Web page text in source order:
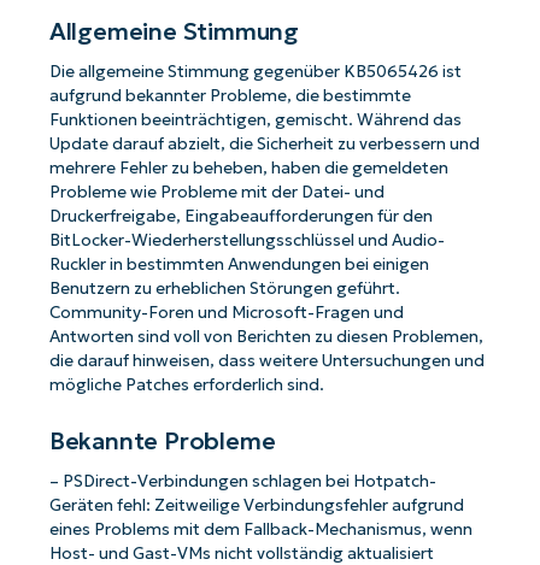
Allgemeine Stimmung
Die allgemeine Stimmung gegenüber KB5065426 ist
aufgrund bekannter Probleme, die bestimmte
Funktionen beeinträchtigen, gemischt. Während das
Update darauf abzielt, die Sicherheit zu verbessern und
mehrere Fehler zu beheben, haben die gemeldeten
Probleme wie Probleme mit der Datei- und
Druckerfreigabe, Eingabeaufforderungen für den
BitLocker-Wiederherstellungsschlüssel und Audio-
Ruckler in bestimmten Anwendungen bei einigen
Benutzern zu erheblichen Störungen geführt.
Community-Foren und Microsoft-Fragen und
Antworten sind voll von Berichten zu diesen Problemen,
die darauf hinweisen, dass weitere Untersuchungen und
mögliche Patches erforderlich sind.
Bekannte Probleme
– PSDirect-Verbindungen schlagen bei Hotpatch-
Geräten fehl: Zeitweilige Verbindungsfehler aufgrund
eines Problems mit dem Fallback-Mechanismus, wenn
Host- und Gast-VMs nicht vollständig aktualisiert